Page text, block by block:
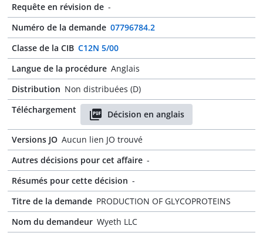
Requête en révision de -
Numéro de la demande 07796784.2
Classe de la CIB C12N 5/00
Langue de la procédure Anglais
Distribution Non distribuées (D)
Téléchargement
Décision en anglais
Versions JO Aucun lien JO trouvé
Autres décisions pour cet affaire -
Résumés pour cette décision -
Titre de la demande PRODUCTION OF GLYCOPROTEINS
Nom du demandeur Wyeth LLC